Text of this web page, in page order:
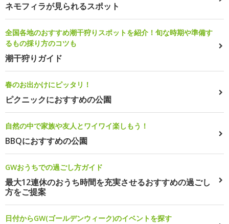
ネモフィラが見られるスポット
全国各地のおすすめ潮干狩りスポットを紹介！旬な時期や準備す
るもの採り方のコツも
潮干狩りガイド
春のお出かけにピッタリ！
ピクニックにおすすめの公園
自然の中で家族や友人とワイワイ楽しもう！
BBQにおすすめの公園
GWおうちでの過ごし方ガイド
最大12連休のおうち時間を充実させるおすすめの過ごし
方をご提案
日付からGW(ゴールデンウィーク)のイベントを探す